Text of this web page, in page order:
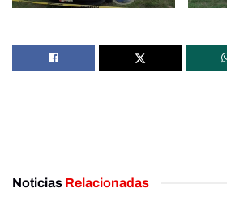
Noticias Relacionadas